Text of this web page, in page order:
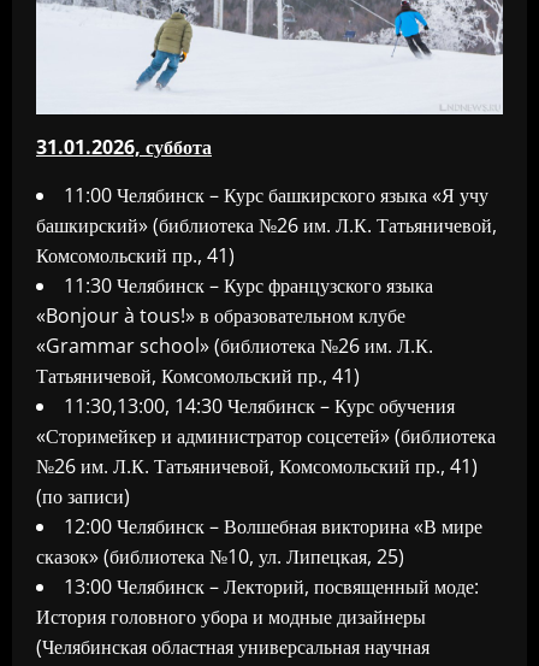
31.01.2026, суббота
11:00 Челябинск – Курс башкирского языка «Я учу
башкирский» (библиотека №26 им. Л.К. Татьяничевой,
Комсомольский пр., 41)
11:30 Челябинск – Курс французского языка
«Bonjour à tous!» в образовательном клубе
«Grammar school» (библиотека №26 им. Л.К.
Татьяничевой, Комсомольский пр., 41)
11:30,13:00, 14:30 Челябинск – Курс обучения
«Сторимейкер и администратор соцсетей» (библиотека
№26 им. Л.К. Татьяничевой, Комсомольский пр., 41)
(по записи)
12:00 Челябинск – Волшебная викторина «В мире
сказок» (библиотека №10, ул. Липецкая, 25)
13:00 Челябинск – Лекторий, посвященный моде:
История головного убора и модные дизайнеры
(Челябинская областная универсальная научная